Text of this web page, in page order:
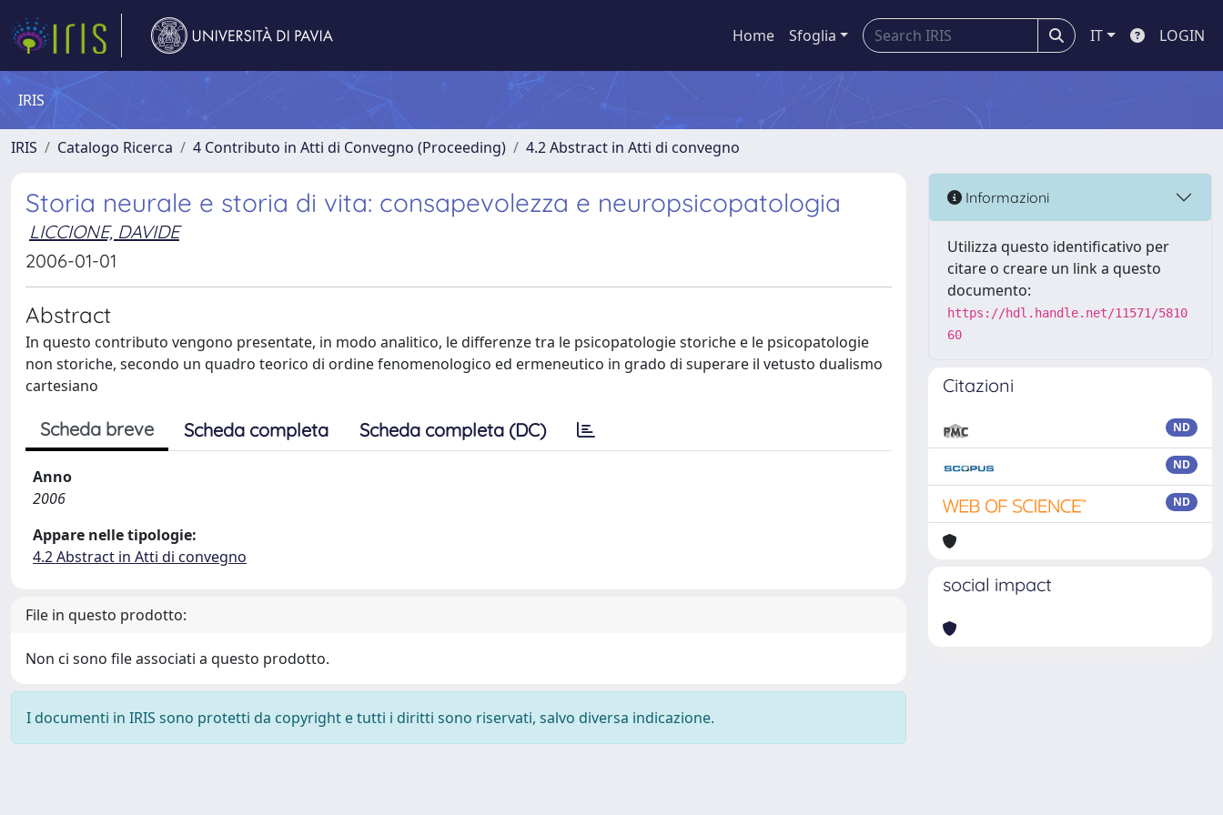
Home Sfoglia IT LOGIN
IRIS
IRIS Catalogo Ricerca 4 Contributo in Atti di Convegno (Proceeding) 4.2 Abstract in Atti di convegno
Storia neurale e storia di vita: consapevolezza e neuropsicopatologia
LICCIONE, DAVIDE
2006-01-01
Abstract
In questo contributo vengono presentate, in modo analitico, le differenze tra le psicopatologie storiche e le psicopatologie
non storiche, secondo un quadro teorico di ordine fenomenologico ed ermeneutico in grado di superare il vetusto dualismo
cartesiano
Scheda breve Scheda completa Scheda completa (DC)
Anno
2006
Appare nelle tipologie:
4.2 Abstract in Atti di convegno
File in questo prodotto:
Non ci sono file associati a questo prodotto.
I documenti in IRIS sono protetti da copyright e tutti i diritti sono riservati, salvo diversa indicazione.
Informazioni
Utilizza questo identificativo per
citare o creare un link a questo
documento:
https://hdl.handle.net/11571/5810
60
Citazioni
ND
ND
ND
social impact